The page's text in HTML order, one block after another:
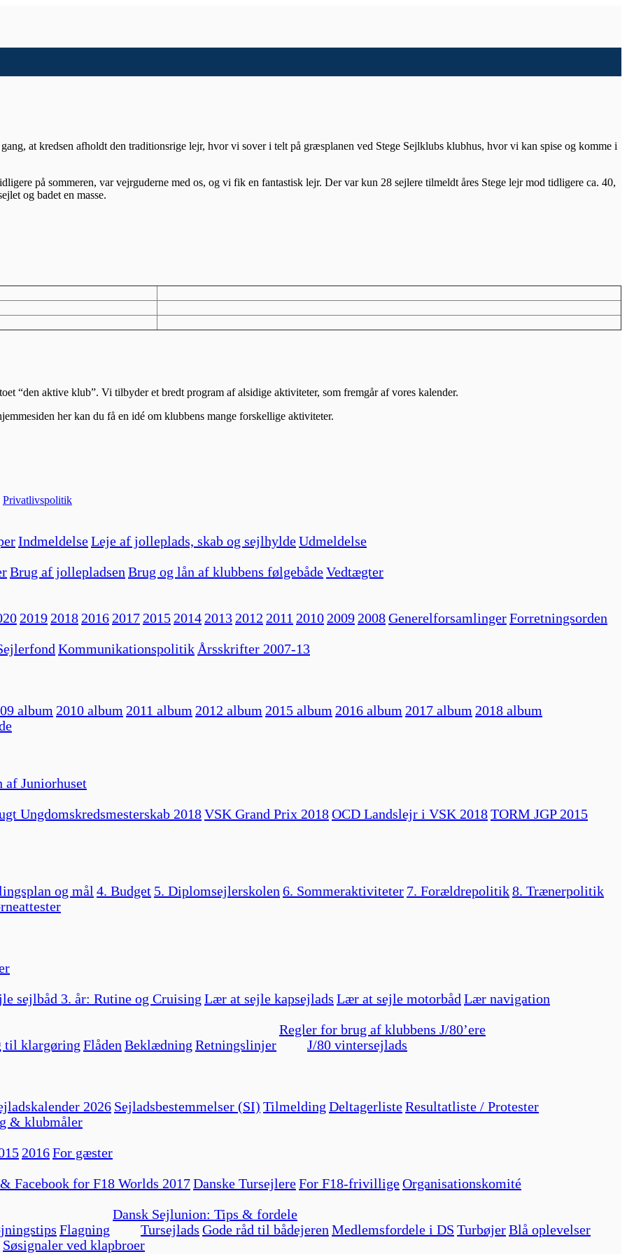
at kredsen afholdt den traditionsrige lejr, hvor vi sover i telt på græsplanen ved Stege Sejlklubs klubhus, hvor vi kan spise og komme i
på sommeren, var vejrguderne med os, og vi fik en fantastisk lejr. Der var kun 28 sejlere tilmeldt åres Stege lejr mod tidligere ca. 40,
og badet en masse.
“den aktive klub”. Vi tilbyder et bredt program af alsidige aktiviteter, som fremgår af vores kalender.
her kan du få en idé om klubbens mange forskellige aktiviteter.
Privatlivspolitik
IndmeldelseLeje af jolleplads, skab og sejlhyldeUdmeldelse
Brug af jollepladsen Brug og lån af klubbens følgebådeVedtægter
2019 2018 2016 2017 2015 2014 2013 2012 2011 2010 2009 2008GenerelforsamlingerForretningsorden
Kommunikationspolitik Årsskrifter 2007-13
album 2010 album 2011 album 2012 album 2015 album 2016 album 2017 album 2018 album
af Juniorhuset
Ungdomskredsmesterskab 2018VSK Grand Prix 2018OCD Landslejr i VSK 2018TORM JGP 2015
og mål 4. Budget 5. Diplomsejlerskolen 6. Sommeraktiviteter 7. Forældrepolitik8. Trænerpolitik
sejlbåd 3. år: Rutine og Cruising Lær at sejle kapsejlads Lær at sejle motorbåd Lær navigation
til klargøring Flåden Beklædning Retningslinjer
Regler for brug af klubbens J/80’ere
J/80 vintersejlads
2026 Sejladsbestemmelser (SI) Tilmelding DeltagerlisteResultatliste / Protester
& klubmåler
2016For gæster
Facebook for F18 Worlds 2017Danske TursejlereFor F18-frivilligeOrganisationskomité
Flagning
Dansk Sejlunion: Tips & fordele
Tursejlads Gode råd til bådejeren Medlemsfordele i DS TurbøjerBlå oplevelser
Søsignaler ved klapbroer